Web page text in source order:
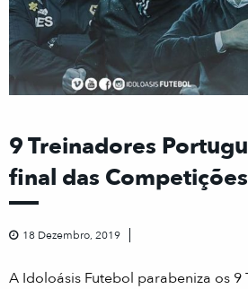
9 Treinadores
final das
18 Dezembro, 2019
A Idoloásis Futebol parabeniza os 9